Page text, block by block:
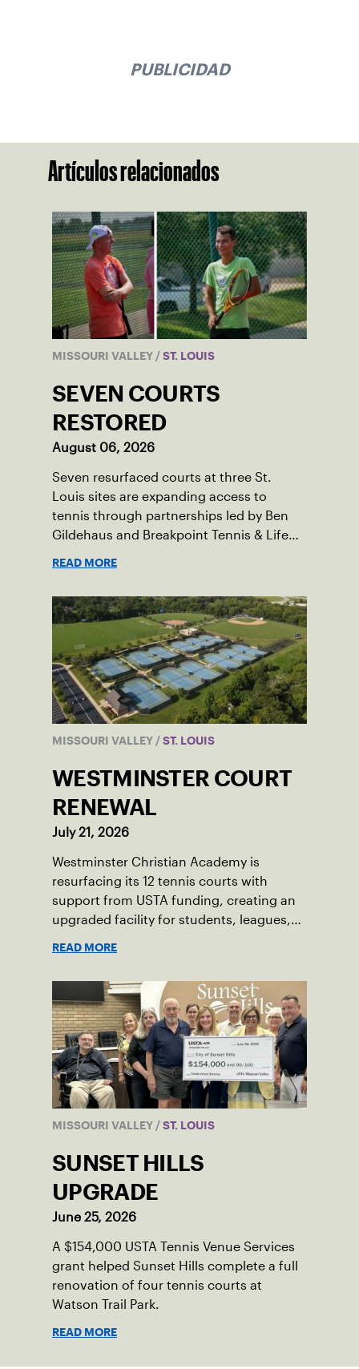
PUBLICIDAD
Artículos relacionados
MISSOURI VALLEY / ST. LOUIS
SEVEN COURTS
RESTORED
August 06, 2026
Seven resurfaced courts at three St.
Louis sites are expanding access to
tennis through partnerships led by Ben
Gildehaus and Breakpoint Tennis & Life
READ MORE
MISSOURI VALLEY / ST. LOUIS
WESTMINSTER COURT
RENEWAL
July 21, 2026
Westminster Christian Academy is
resurfacing its 12 tennis courts with
support from USTA funding, creating an
upgraded facility for students, leagues,
READ MORE
MISSOURI VALLEY / ST. LOUIS
SUNSET HILLS
UPGRADE
June 25, 2026
A $154,000 USTA Tennis Venue Services
grant helped Sunset Hills complete a full
renovation of four tennis courts at
Watson Trail Park.
READ MORE